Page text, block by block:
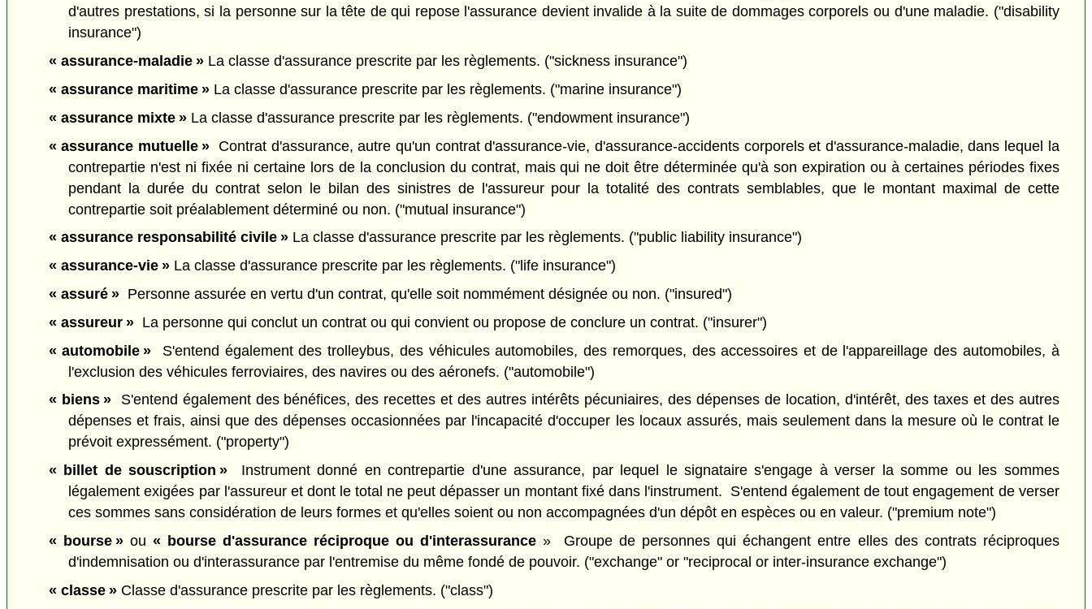
d'autres prestations, si la personne sur la tête de qui repose l'assurance devient invalide à la suite de dommages corporels ou d'une maladie. ("disability
insurance")
« assurance-maladie »La classe d'assurance prescrite par les règlements. ("sickness insurance")
« assurance maritime »La classe d'assurance prescrite par les règlements. ("marine insurance")
« assurance mixte »La classe d'assurance prescrite par les règlements. ("endowment insurance")
« assurance mutuelle » Contrat d'assurance, autre qu'un contrat d'assurance-vie, d'assurance-accidents corporels et d'assurance-maladie, dans lequel la
contrepartie n'est ni fixée ni certaine lors de la conclusion du contrat, mais qui ne doit être déterminée qu'à son expiration ou à certaines périodes fixes
pendant la durée du contrat selon le bilan des sinistres de l'assureur pour la totalité des contrats semblables, que le montant maximal de cette
contrepartie soit préalablement déterminé ou non. ("mutual insurance")
« assurance responsabilité civile »La classe d'assurance prescrite par les règlements. ("public liability insurance")
« assurance-vie »La classe d'assurance prescrite par les règlements. ("life insurance")
« assuré »Personne assurée en vertu d'un contrat, qu'elle soit nommément désignée ou non. ("insured")
« assureur »La personne qui conclut un contrat ou qui convient ou propose de conclure un contrat. ("insurer")
« automobile » S'entend également des trolleybus, des véhicules automobiles, des remorques, des accessoires et de l'appareillage des automobiles, à
l'exclusion des véhicules ferroviaires, des navires ou des aéronefs. ("automobile")
« biens »S'entend également des bénéfices, des recettes et des autres intérêts pécuniaires, des dépenses de location, d'intérêt, des taxes et des autres
dépenses et frais, ainsi que des dépenses occasionnées par l'incapacité d'occuper les locaux assurés, mais seulement dans la mesure où le contrat le
prévoit expressément. ("property")
« billet de souscription » Instrument donné en contrepartie d'une assurance, par lequel le signataire s'engage à verser la somme ou les sommes
légalement exigées par l'assureur et dont le total ne peut dépasser un montant fixé dans l'instrument. S'entend également de tout engagement de verser
ces sommes sans considération de leurs formes et qu'elles soient ou non accompagnées d'un dépôt en espèces ou en valeur. ("premium note")
« bourse »ou « bourse d'assurance réciproque ou d'interassurance» Groupe de personnes qui échangent entre elles des contrats réciproques
d'indemnisation ou d'interassurance par l'entremise du même fondé de pouvoir. ("exchange" or "reciprocal or inter-insurance exchange")
« classe »Classe d'assurance prescrite par les règlements. ("class")